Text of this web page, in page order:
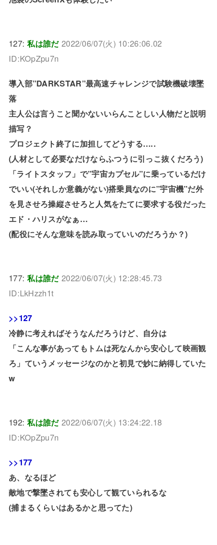
127:私は誰だ 2022/06/07(火) 10:26:06.02
ID:KOpZpu7n
導入部”DARKSTAR”最高速チャレンジで試験機破壊墜
落
主人公は言うこと聞かないいらんことしい人物だと説明
描写？
プロジェクト終了に加担してどうする…..
(人材として必要なだけならふつうに引っこ抜くだろう)
「ライトスタッフ」で”宇宙カプセル”に乗っているだけ
でいい(それしか意義がない)搭乗員なのに”宇宙機”だ外
を見させろ操縦させろと人気をたてに要求する役だった
エド・ハリスがなぁ…
(配役にそんな意味を読み取っていいのだろうか？)
177:私は誰だ 2022/06/07(火) 12:28:45.73
ID:LkHzzh1t
>>127
冷静に考えればそうなんだろうけど、自分は
「こんな事があってもトムは死なんから安心して映画観
ろ」ていうメッセージなのかと初見で妙に納得していた
w
192:私は誰だ 2022/06/07(火) 13:24:22.18
ID:KOpZpu7n
>>177
あ、なるほど
敵地で撃墜されても安心して観ていられるな
(捕まるくらいはあるかと思ってた)